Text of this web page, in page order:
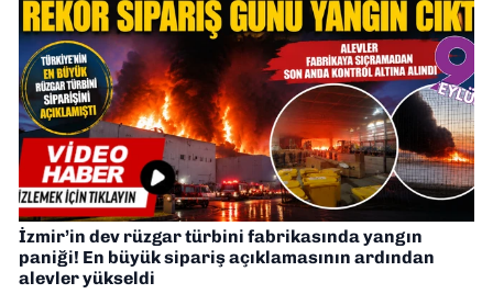
İzmir’in dev rüzgar türbini fabrikasında yangın
paniği! En büyük sipariş açıklamasının ardından
alevler yükseldi